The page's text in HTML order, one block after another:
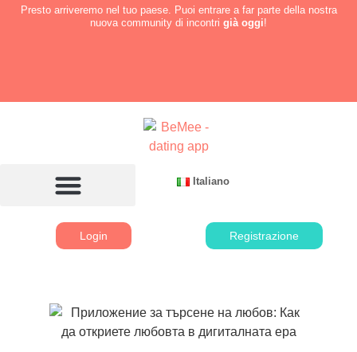
Presto arriveremo nel tuo paese. Puoi entrare a far parte della nostra
nuova community di incontri già oggi!
Italiano
Login Registrazione